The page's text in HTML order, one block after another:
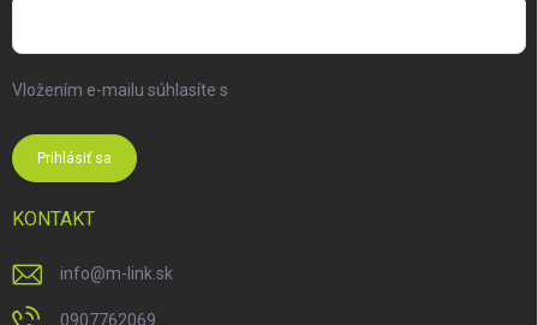
Vložením e-mailu súhlasíte s
Prihlásiť sa
KONTAKT
info@m-link.sk
0907762069